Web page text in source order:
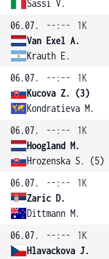
Sassi V.
06.07.
--:--
1K
Van Exel A.
Krauth E.
06.07.
--:--
1K
Kucova Z. (3)
Kondratieva M.
06.07.
--:--
1K
Hoogland M.
Hrozenska S. (5)
06.07.
--:--
1K
Zaric D.
Dittmann M.
06.07.
--:--
1K
Hlavackova J.